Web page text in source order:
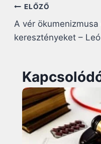
Bejegyzés
navigáció
ELŐZŐ
A vér
keresztényeket –